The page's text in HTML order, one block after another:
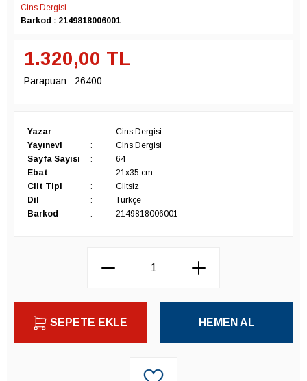
Cins Dergisi
Barkod : 2149818006001
1.320,00 TL
Parapuan : 26400
Yazar :
Cins Dergisi
Yayınevi
:
Cins Dergisi
Sayfa Sayısı
:
64
Ebat
:
21x35 cm
Cilt Tipi
:
Ciltsiz
Dil
:
Türkçe
Barkod
: 2149818006001
SEPETE EKLE HEMEN AL